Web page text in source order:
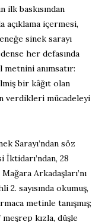
ilk baskısından
açıklama içermesi,
sinek sarayı
her defasında
anımsatır:
bir kâğıt olan
verdikleri mücadeleyi
Sarayı’ndan söz
28
Arkadaşları’nı
2. sayısında okumuş,
metinle tanışmış;
kızla, düşle